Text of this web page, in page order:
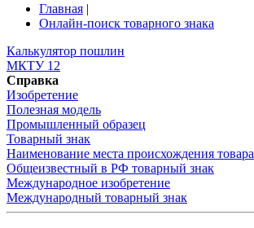
Главная |
Онлайн-поиск товарного знака
Калькулятор пошлин
МКТУ 12
Справка
Изобретение
Полезная модель
Промышленный образец
Товарный знак
Наименование места происхождения товара
Общеизвестный в РФ товарный знак
Международное изобретение
Международный товарный знак